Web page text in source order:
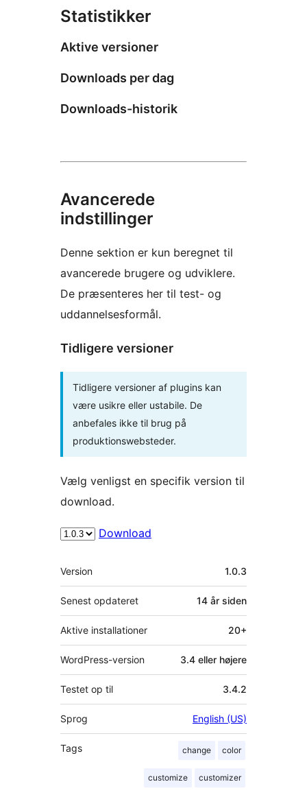
Statistikker
Aktive versioner
Downloads per dag
Downloads-historik
Avancerede
indstillinger
Denne sektion er kun beregnet til
avancerede brugere og udviklere.
De præsenteres her til test- og
uddannelsesformål.
Tidligere versioner
Tidligere versioner af plugins kan
være usikre eller ustabile. De
anbefales ikke til brug på
produktionswebsteder.
Vælg venligst en specifik version til
download.
Download
Meta
Version 1.0.3
Senest opdateret 14 år siden
Aktive installationer 20+
WordPress-version 3.4 eller højere
Testet op til 3.4.2
Sprog English (US)
Tags change color
customize customizer